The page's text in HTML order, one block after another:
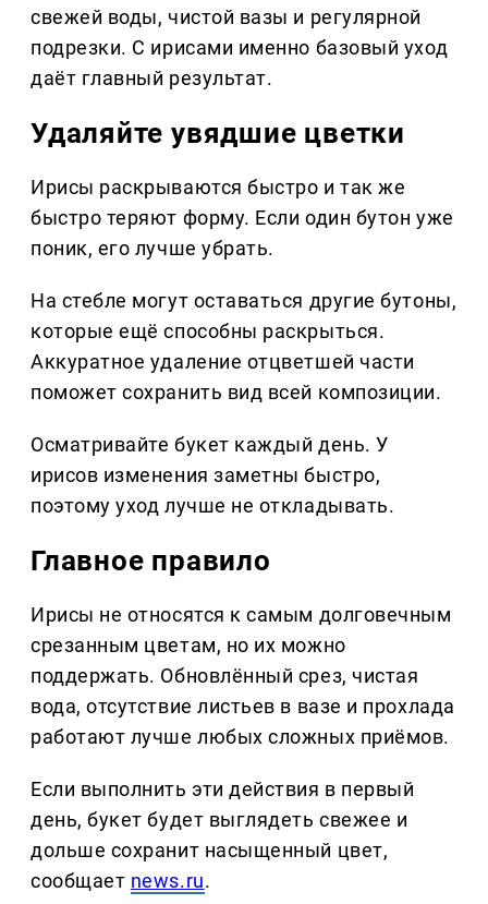
свежей воды, чистой вазы и регулярной
подрезки. С ирисами именно базовый уход
даёт главный результат.
Удаляйте увядшие цветки
Ирисы раскрываются быстро и так же
быстро теряют форму. Если один бутон уже
поник, его лучше убрать.
На стебле могут оставаться другие бутоны,
которые ещё способны раскрыться.
Аккуратное удаление отцветшей части
поможет сохранить вид всей композиции.
Осматривайте букет каждый день. У
ирисов изменения заметны быстро,
поэтому уход лучше не откладывать.
Главное правило
Ирисы не относятся к самым долговечным
срезанным цветам, но их можно
поддержать. Обновлённый срез, чистая
вода, отсутствие листьев в вазе и прохлада
работают лучше любых сложных приёмов.
Если выполнить эти действия в первый
день, букет будет выглядеть свежее и
дольше сохранит насыщенный цвет,
сообщает news.ru.